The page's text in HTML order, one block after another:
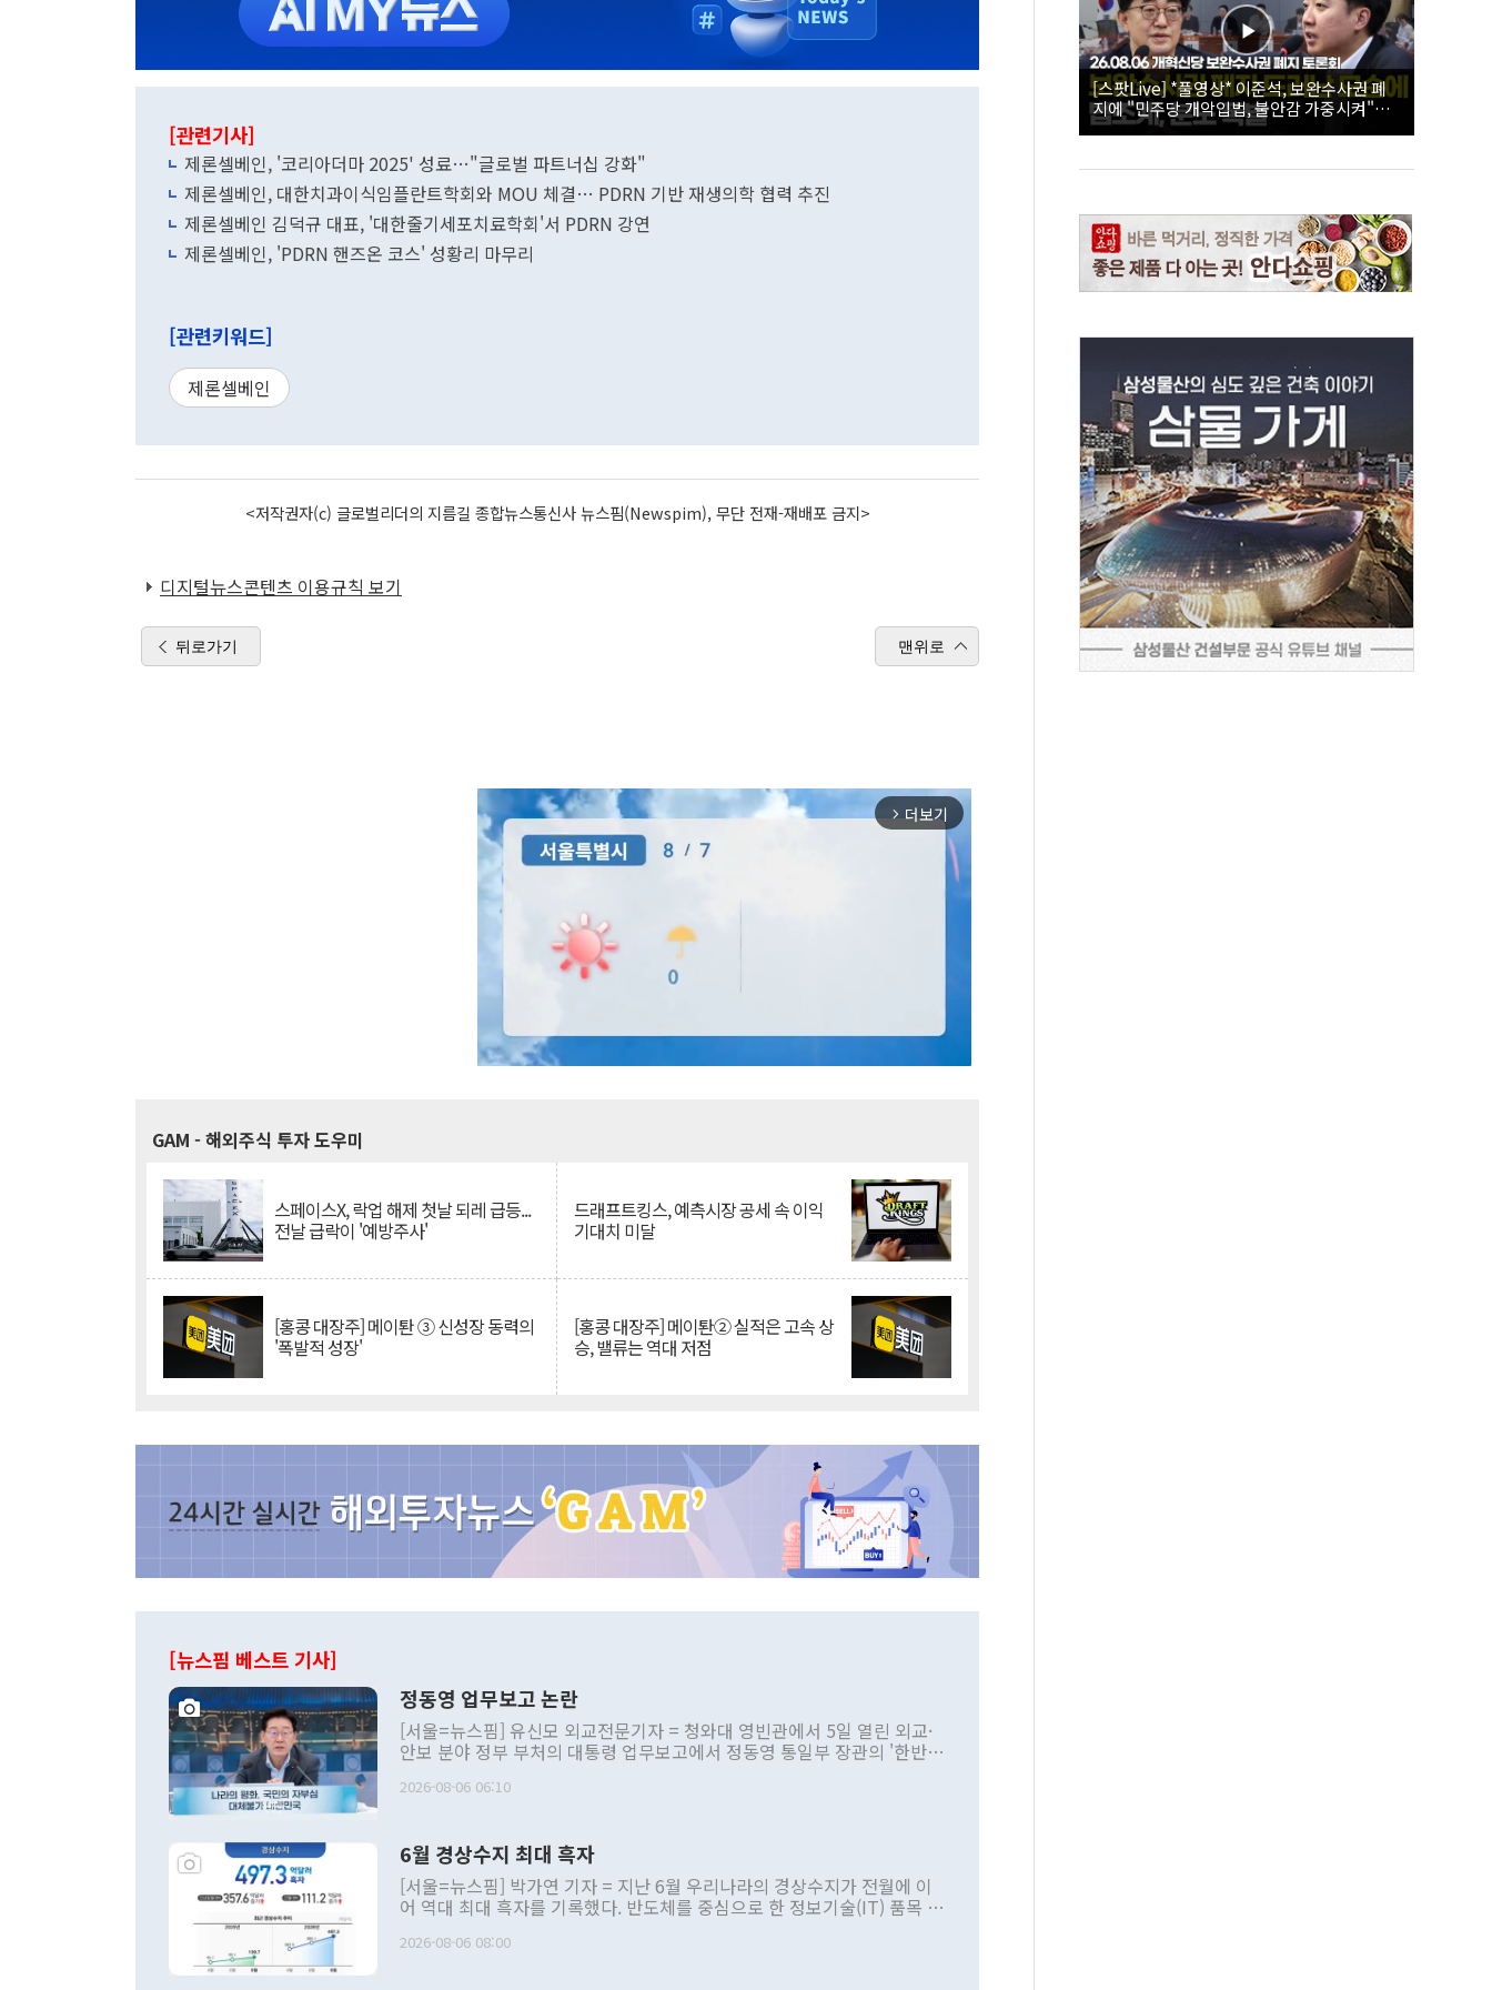
[관련기사]
제론셀베인, '코리아더마 2025' 성료…"글로벌 파트너십 강화"
제론셀베인, 대한치과이식임플란트학회와 MOU 체결… PDRN 기반 재생의학 협력 추진
제론셀베인 김덕규 대표, '대한줄기세포치료학회'서 PDRN 강연
제론셀베인, 'PDRN 핸즈온 코스' 성황리 마무리
[관련키워드]
제론셀베인
<저작권자(c) 글로벌리더의 지름길 종합뉴스통신사 뉴스핌(Newspim), 무단 전재-재배포 금지>
디지털뉴스콘텐츠 이용규칙 보기
뒤로가기 맨위로
arrow_forward_ios 더보기
GAM - 해외주식 투자 도우미
스페이스X, 락업 해제 첫날 되레 급등...
전날 급락이 '예방주사'
드래프트킹스, 예측시장 공세 속 이익
기대치 미달
[홍콩 대장주] 메이퇀 ③ 신성장 동력의
'폭발적 성장'
[홍콩 대장주] 메이퇀② 실적은 고속 상
승, 밸류는 역대 저점
[뉴스핌 베스트 기사]
정동영 업무보고 논란
[서울=뉴스핌] 유신모 외교전문기자 = 청와대 영빈관에서 5일 열린 외교·
안보 분야 정부 부처의 대통령 업무보고에서 정동영 통일부 장관의 '한반도
발언 중에는 정부 내 조율을 거치지 않은 사안을 정책으로 추진하겠다고 공
주의적 희망에 근거한 비현실적 구상'이라는 비판을 내놨다. 그동안 정 장
관의 대북 정책 관련 발언이 물의를 빚은 적은 여러 번 있지만 대통령과 유
관 부처 장관이 공개적으로 부정적 입장을 표명한 것은 이례적이다. 정 장
관의 무리한 대북 접근법과 월권을 제어해야 한다는 목소리도 높아지고 있
다. [정동영 통일부 장관이 지난달 23일 오후 서울 종로구 정부서울청사에
2026-08-06 06:10
6월 경상수지 최대 흑자
[서울=뉴스핌] 박가연 기자 = 지난 6월 우리나라의 경상수지가 전월에 이
어 역대 최대 흑자를 기록했다. 반도체를 중심으로 한 정보기술(IT) 품목 수
료=한국은행] 한국은행이 6일 발표한 '2026년 6월 국제수지(잠정)'에 따르
2026-08-06 08:00
[스팟Live] *풀영상* 이준석, 보완수사권 폐
지에 "민주당 개악입법, 불안감 가중시켜"｜
26.08.06 개혁신당 보완수사권 폐지 토론회